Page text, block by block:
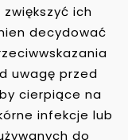
ich
decydować
uwagę przed
cierpiące na
infekcje lub
do